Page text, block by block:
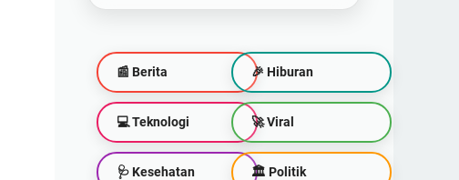
📰 Berita
💻 Teknologi
🩺 Kesehatan
🎉 Hiburan
🚀 Viral
🏛️ Politik